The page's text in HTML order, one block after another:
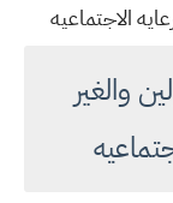
الاجتماعيه
والغير